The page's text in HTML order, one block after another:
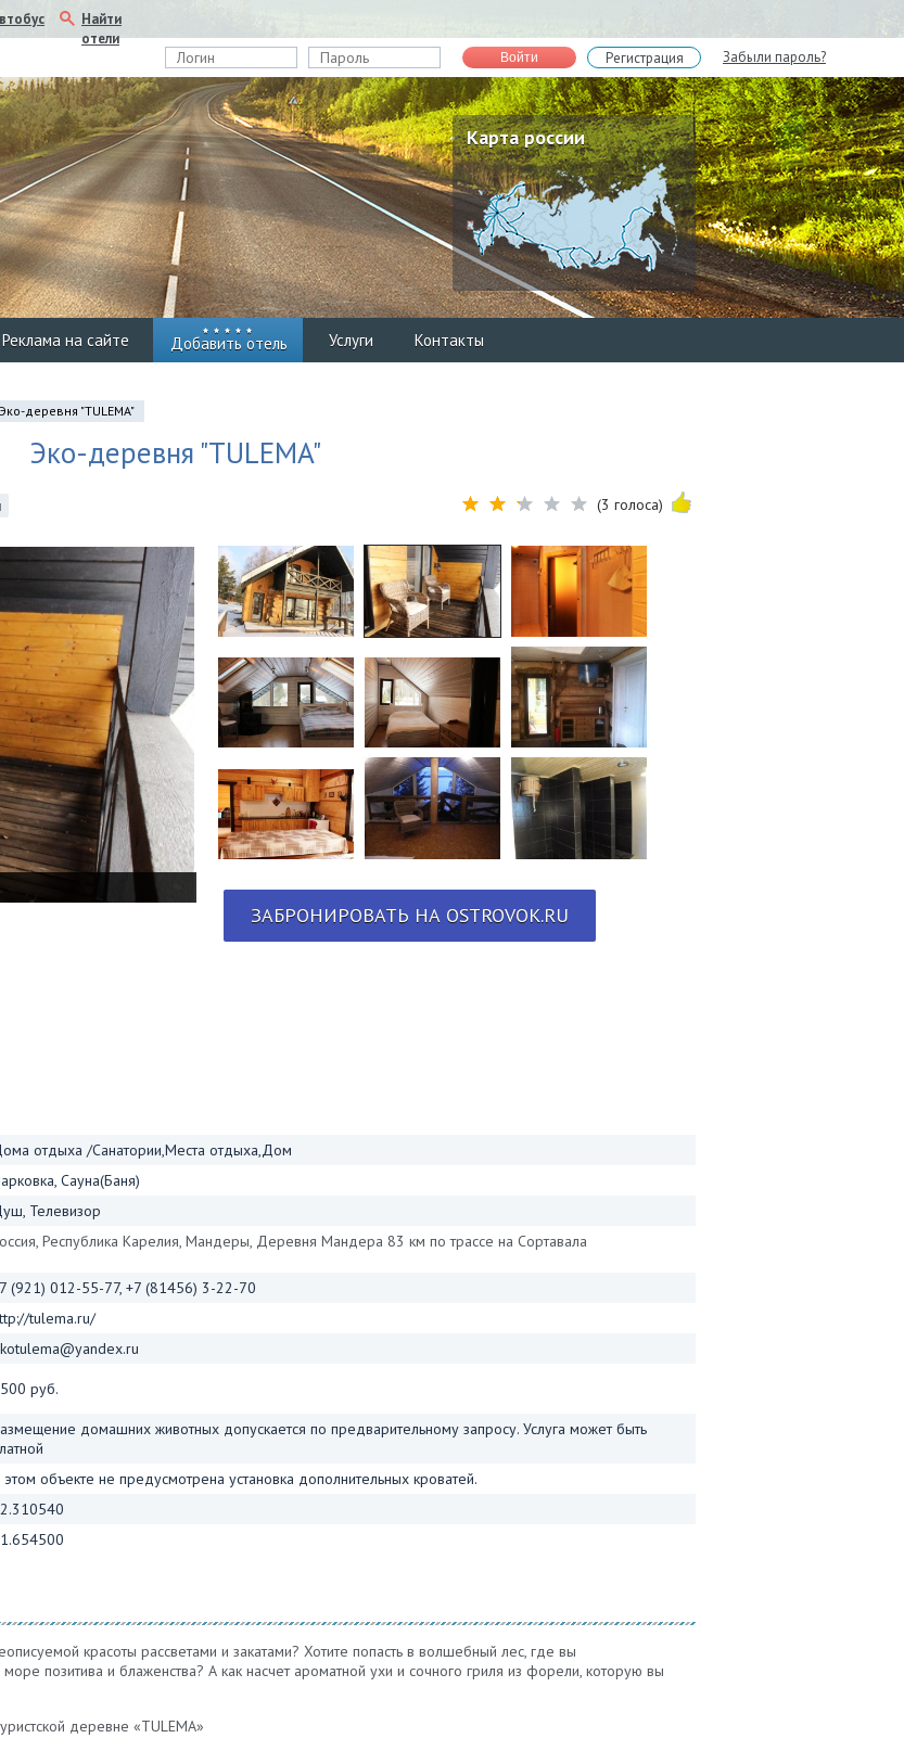
Найти
отели
Войти Регистрация Забыли пароль?
Карта россии
Реклама на сайте Добавить отель Услуги Контакты
Эко-деревня "TULEMA"
Эко-деревня "TULEMA"
(3 голоса)
ЗАБРОНИРОВАТЬ НА OSTROVOK.RU
отдыха /Санатории,Места отдыха,Дом
Сауна(Баня)
Телевизор
Республика Карелия, Мандеры, Деревня Мандера 83 км по трассе на Сортавала
(921) 012-55-77, +7 (81456) 3-22-70
tulema.ru/
руб.
домашних животных допускается по предварительному запросу. Услуга может быть
объекте не предусмотрена установка дополнительных кроватей.
красоты рассветами и закатами? Хотите попасть в волшебный лес, где вы
позитива и блаженства? А как насчет ароматной ухи и сочного гриля из форели, которую вы
деревне «TULEMA»